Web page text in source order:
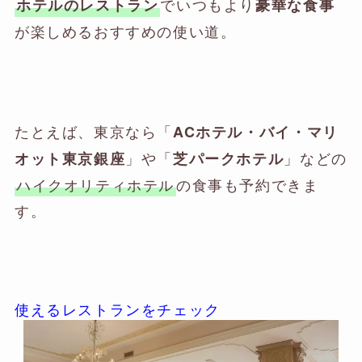
ホテルのレストランでいつもより豪華な食事
が楽しめるおすすめの使い道。
たとえば、東京なら「ACホテル・バイ・マリ
オット東京銀座 」や「芝パークホテル 」などの
ハイクオリティホテルの食事も予約できま
す。
使えるレストランをチェック